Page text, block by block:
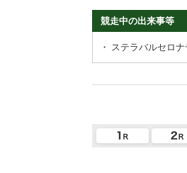
競走中の出来事等
・ ステラバルセロ